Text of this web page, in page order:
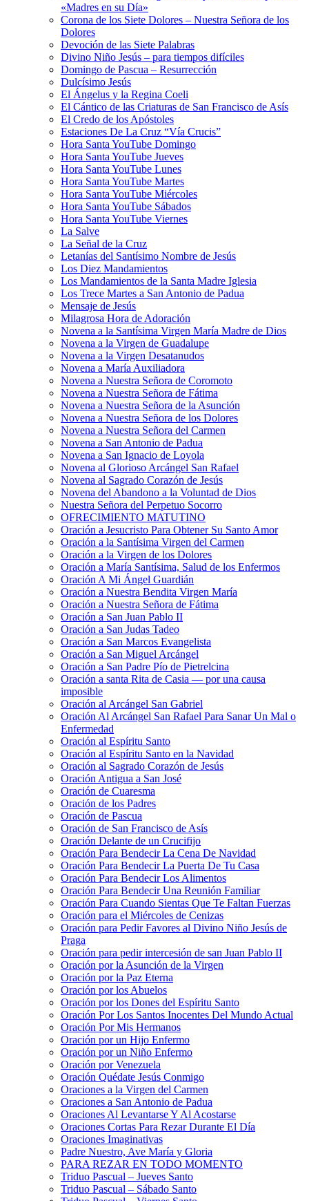
«Madres en su Día»
Corona de los Siete Dolores – Nuestra Señora de los
Dolores
Devoción de las Siete Palabras
Divino Niño Jesús – para tiempos difíciles
Domingo de Pascua – Resurrección
Dulcísimo Jesús
El Ángelus y la Regina Coeli
El Cántico de las Criaturas de San Francisco de Asís
El Credo de los Apóstoles
Estaciones De La Cruz “Vía Crucis”
Hora Santa YouTube Domingo
Hora Santa YouTube Jueves
Hora Santa YouTube Lunes
Hora Santa YouTube Martes
Hora Santa YouTube Miércoles
Hora Santa YouTube Sábados
Hora Santa YouTube Viernes
La Salve
La Señal de la Cruz
Letanías del Santísimo Nombre de Jesús
Los Diez Mandamientos
Los Mandamientos de la Santa Madre Iglesia
Los Trece Martes a San Antonio de Padua
Mensaje de Jesús
Milagrosa Hora de Adoración
Novena a la Santísima Virgen María Madre de Dios
Novena a la Virgen de Guadalupe
Novena a la Virgen Desatanudos
Novena a María Auxiliadora
Novena a Nuestra Señora de Coromoto
Novena a Nuestra Señora de Fátima
Novena a Nuestra Señora de la Asunción
Novena a Nuestra Señora de los Dolores
Novena a Nuestra Señora del Carmen
Novena a San Antonio de Padua
Novena a San Ignacio de Loyola
Novena al Glorioso Arcángel San Rafael
Novena al Sagrado Corazón de Jesús
Novena del Abandono a la Voluntad de Dios
Nuestra Señora del Perpetuo Socorro
OFRECIMIENTO MATUTINO
Oración a Jesucristo Para Obtener Su Santo Amor
Oración a la Santísima Virgen del Carmen
Oración a la Virgen de los Dolores
Oración a María Santísima, Salud de los Enfermos
Oración A Mi Ángel Guardián
Oración a Nuestra Bendita Virgen María
Oración a Nuestra Señora de Fátima
Oración a San Juan Pablo II
Oración a San Judas Tadeo
Oración a San Marcos Evangelista
Oración a San Miguel Arcángel
Oración a San Padre Pío de Pietrelcina
Oración a santa Rita de Casia — por una causa
imposible
Oración al Arcángel San Gabriel
Oración Al Arcángel San Rafael Para Sanar Un Mal o
Enfermedad
Oración al Espíritu Santo
Oración al Espíritu Santo en la Navidad
Oración al Sagrado Corazón de Jesús
Oración Antigua a San José
Oración de Cuaresma
Oración de los Padres
Oración de Pascua
Oración de San Francisco de Asís
Oración Delante de un Crucifijo
Oración Para Bendecir La Cena De Navidad
Oración Para Bendecir La Puerta De Tu Casa
Oración Para Bendecir Los Alimentos
Oración Para Bendecir Una Reunión Familiar
Oración Para Cuando Sientas Que Te Faltan Fuerzas
Oración para el Miércoles de Cenizas
Oración para Pedir Favores al Divino Niño Jesús de
Praga
Oración para pedir intercesión de san Juan Pablo II
Oración por la Asunción de la Virgen
Oración por la Paz Eterna
Oración por los Abuelos
Oración por los Dones del Espíritu Santo
Oración Por Los Santos Inocentes Del Mundo Actual
Oración Por Mis Hermanos
Oración por un Hijo Enfermo
Oración por un Niño Enfermo
Oración por Venezuela
Oración Quédate Jesús Conmigo
Oraciones a la Virgen del Carmen
Oraciones a San Antonio de Padua
Oraciones Al Levantarse Y Al Acostarse
Oraciones Cortas Para Rezar Durante El Día
Oraciones Imaginativas
Padre Nuestro, Ave María y Gloria
PARA REZAR EN TODO MOMENTO
Triduo Pascual – Jueves Santo
Triduo Pascual – Sábado Santo